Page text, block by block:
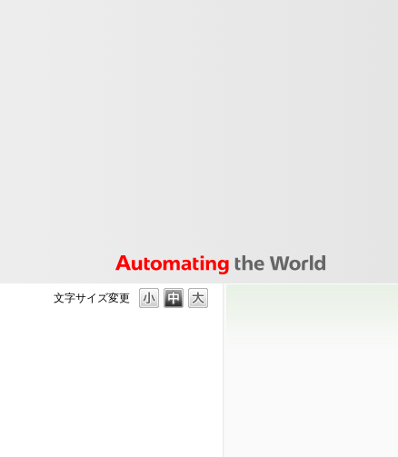
文字サイズ変更